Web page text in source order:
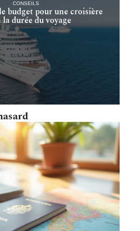
CONSEILS
budget pour une croisière
la durée du voyage